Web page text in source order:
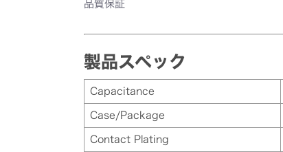
品質保証
製品スペック
Capacitance
Case/Package
Contact Plating